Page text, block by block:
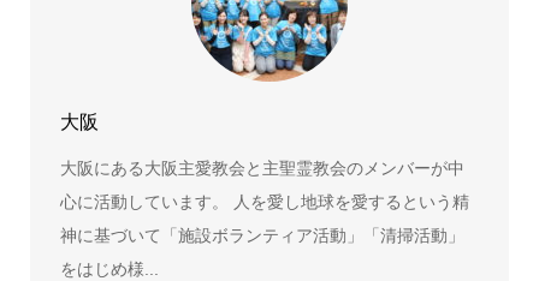
大阪
大阪にある大阪主愛教会と主聖霊教会のメンバーが中
心に活動しています。 人を愛し地球を愛するという精
神に基づいて「施設ボランティア活動」「清掃活動」
をはじめ様...